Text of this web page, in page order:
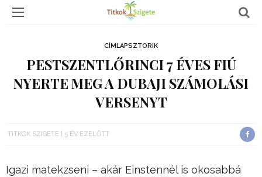
CÍMLAPSZTORIK
PESTSZENTLŐRINCI 7 ÉVES FIÚ
NYERTE MEG A DUBAJI SZÁMOLÁSI
VERSENYT
TITKOK SZIGETE 5 ÉV EZELŐTT
Igazi matekzseni – akár Einstennél is okosabbá